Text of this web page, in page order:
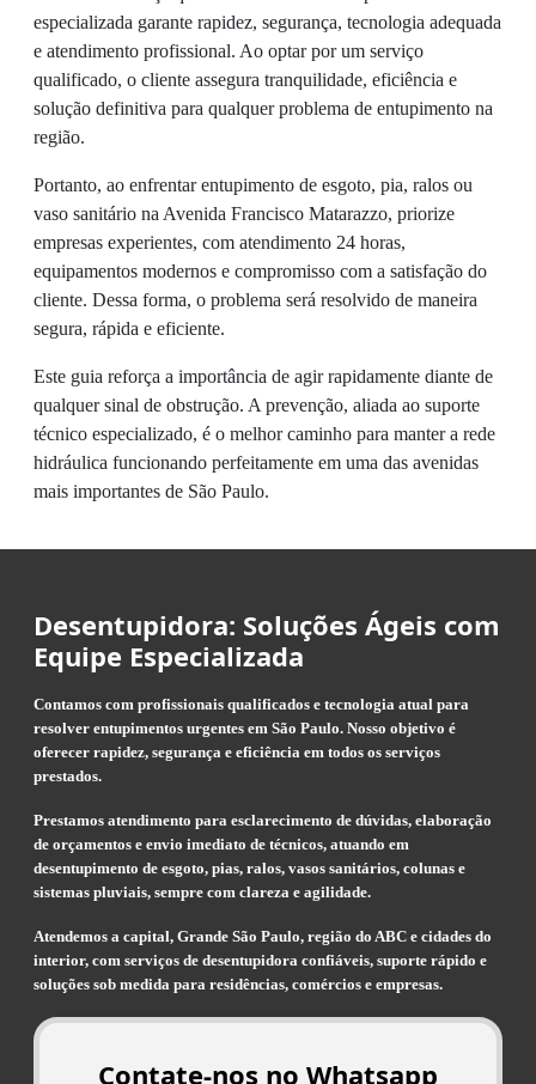
especializada garante rapidez, segurança, tecnologia adequada
e atendimento profissional. Ao optar por um serviço
qualificado, o cliente assegura tranquilidade, eficiência e
solução definitiva para qualquer problema de entupimento na
região.
Portanto, ao enfrentar entupimento de esgoto, pia, ralos ou
vaso sanitário na Avenida Francisco Matarazzo, priorize
empresas experientes, com atendimento 24 horas,
equipamentos modernos e compromisso com a satisfação do
cliente. Dessa forma, o problema será resolvido de maneira
segura, rápida e eficiente.
Este guia reforça a importância de agir rapidamente diante de
qualquer sinal de obstrução. A prevenção, aliada ao suporte
técnico especializado, é o melhor caminho para manter a rede
hidráulica funcionando perfeitamente em uma das avenidas
mais importantes de São Paulo.
Desentupidora: Soluções Ágeis com
Equipe Especializada
Contamos com profissionais qualificados e tecnologia atual para
resolver entupimentos urgentes em São Paulo. Nosso objetivo é
oferecer rapidez, segurança e eficiência em todos os serviços
prestados.
Prestamos atendimento para esclarecimento de dúvidas, elaboração
de orçamentos e envio imediato de técnicos, atuando em
desentupimento de esgoto, pias, ralos, vasos sanitários, colunas e
sistemas pluviais, sempre com clareza e agilidade.
Atendemos a capital, Grande São Paulo, região do ABC e cidades do
interior, com serviços de desentupidora confiáveis, suporte rápido e
soluções sob medida para residências, comércios e empresas.
Contate-nos no Whatsapp